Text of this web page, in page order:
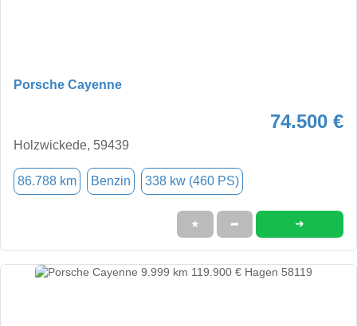
Porsche Cayenne
74.500 €
Holzwickede, 59439
86.788 km Benzin 338 kw (460 PS)
★ ➦ ➜